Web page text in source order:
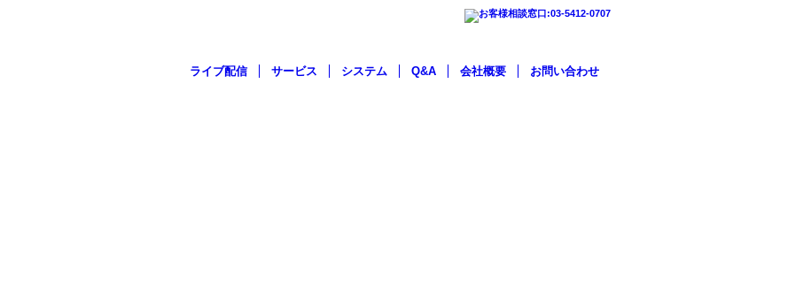
ライブ配信 サービス システム Q&A 会社概要 お問い合わせ